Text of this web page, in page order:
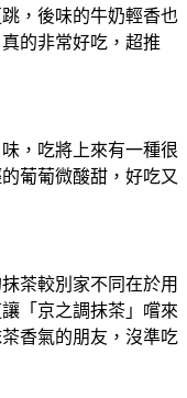
，後味的牛奶輕香也
的非常好吃，超推
，吃將上來有一種很
葡葡微酸甜，好吃又
茶較別家不同在於用
「京之調抹茶」嚐來
香氣的朋友，沒準吃